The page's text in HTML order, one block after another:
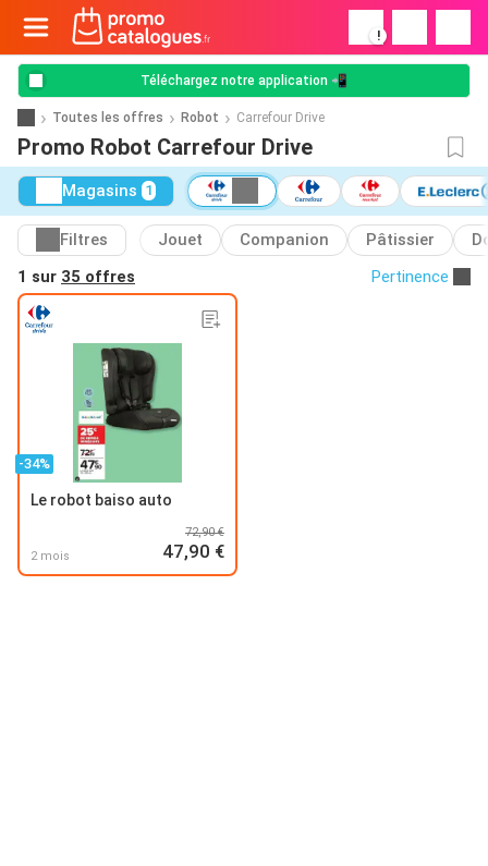
!
Téléchargez notre application 📲
Toutes les offres Robot Carrefour Drive
Promo Robot Carrefour Drive
Magasins 1
Filtres Jouet Companion Pâtissier
1 sur 35 offres Pertinence
-34%
Le robot baiso auto
2 mois
72,90 €
47,90 €